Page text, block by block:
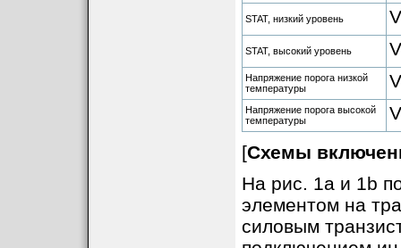
STAT, низкий уровень V
STAT, высокий уровень V
Напряжение порога низкой
температуры
V
Напряжение порога высокой
температуры
V
[Схемы
На рис. 1a и 1b
элементом на
силовым